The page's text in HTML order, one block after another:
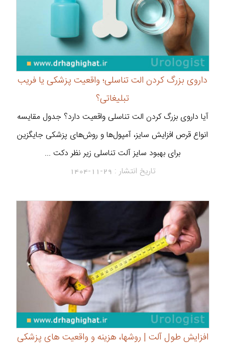
داروی بزرگ کردن الت تناسلی؛ واقعیت پزشکی یا فریب
تبلیغاتی؟
آیا داروی بزرگ کردن الت تناسلی واقعیت دارد؟ جدول مقایسه
انواع قرص افزایش سایز، آمپول‌ها و روش‌های پزشکی جایگزین
برای بهبود سایز آلت تناسلی زیر نظر دکت ...
تاریخ انتشار : 1404-11-29
افزایش طول آلت | روشها، هزینه و واقعیت های پزشکی